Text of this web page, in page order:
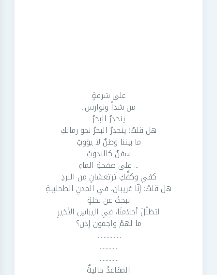
على شرفةٍ
من شذاً ونوارس..
ينحدرُ البحرُ
هل قلتُ: ينحدرُ البحرُ نحو رمالكِ
ما بيننا وطنٌ لا يؤوبْ
سفنٌ كالندوبْ
... على صفحةِ الماءِ
كفي وكفُّكِ تَرتعشانِ من البردِ
هل قلتُ: إنّا غريبان، في المدنِ الطحلبيةِ
نبحثُ عن نخلةٍ
لتظلّلَ أحلامنَا، في اليباسِ الأخيرِ
ما لهمْ واجمون إذن؟
.................
............
..............
المقاعدُ خاليةٌ